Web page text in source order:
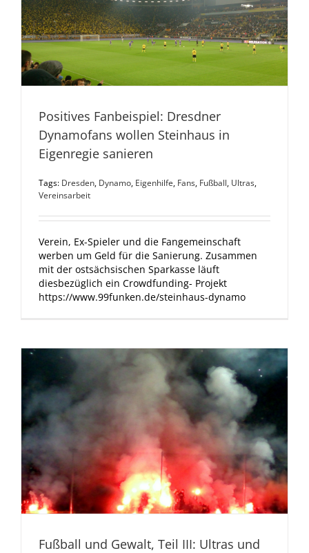
Positives Fanbeispiel: Dresdner
Dynamofans wollen Steinhaus in
Eigenregie sanieren
Tags: Dresden, Dynamo, Eigenhilfe, Fans, Fußball, Ultras,
Vereinsarbeit
Verein, Ex-Spieler und die Fangemeinschaft
werben um Geld für die Sanierung. Zusammen
mit der ostsächsischen Sparkasse läuft
diesbezüglich ein Crowdfunding- Projekt
https://www.99funken.de/steinhaus-dynamo
Fußball und Gewalt, Teil III: Ultras und